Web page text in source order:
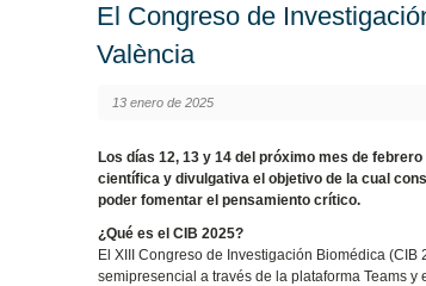
El Congreso de
València
13 enero de 2025
Los días 12, 13 y 14 del próximo mes de
científica y divulgativa el objetivo de la cual
poder fomentar el pensamiento crítico.
¿Qué es el CIB 2025?
El XIII Congreso de Investigación Biomédica
semipresencial a través de la plataforma Teams